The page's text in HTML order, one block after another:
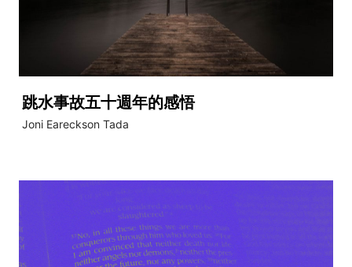
跳水事故五十週年的感悟
Joni Eareckson Tada